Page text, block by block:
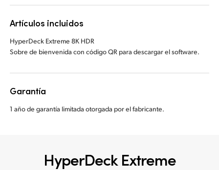
Artículos incluidos
HyperDeck Extreme 8K HDR
Sobre de bienvenida con código QR para descargar el software.
Garantía
1 año de garantía limitada otorgada por el fabricante.
HyperDeck Extreme